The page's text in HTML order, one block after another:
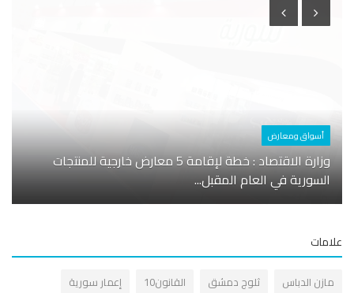
أسواق ومعارض
وزارة الاقتصاد : خطة لإقامة 5 معارض خارجية للمنتجات
السورية في العام المقبل...
الدباس ثلوج دمشق القانون10
إعمار سورية